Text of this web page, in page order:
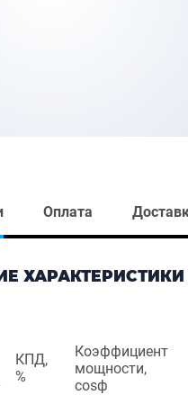
Оплата
ХАРАКТЕРИСТИКИ
КПД,
%
Коэффициент
мощности,
cosф